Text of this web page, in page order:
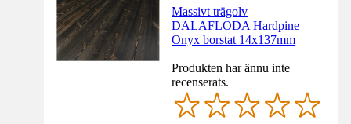
Massivt trägolv
DALAFLODA Hardpine
Onyx borstat 14x137mm
Produkten har ännu inte
recenserats.